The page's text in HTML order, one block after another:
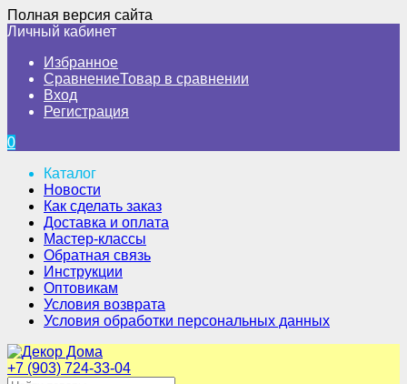
Полная версия сайта
Личный кабинет
Избранное
СравнениеТовар в сравнении
Вход
Регистрация
0
Каталог
Новости
Как сделать заказ
Доставка и оплата
Мастер-классы
Обратная связь
Инструкции
Оптовикам
Условия возврата
Условия обработки персональных данных
+7 (903) 724-33-04